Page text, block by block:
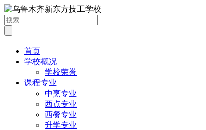
首页
学校概况
学校荣誉
课程专业
中烹专业
西点专业
西餐专业
升学专业